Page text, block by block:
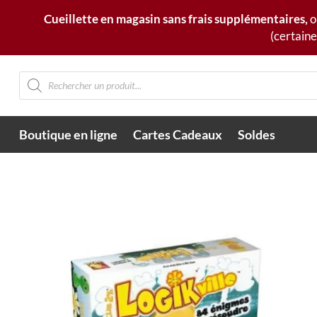
Cueillette en magasin sans frais supplémentaires,
Recherche
de
produits
Boutique en ligne Cartes Cadeaux Soldes